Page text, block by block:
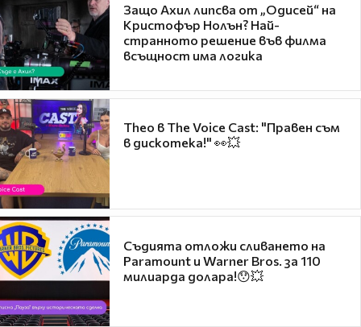
Защо Ахил липсва от „Одисей“ на
Кристофър Нолън? Най-
странното решение във филма
всъщност има логика
Theo в The Voice Cast: "Правен съм
в дискотека!" 👀💥
Съдията отложи сливането на
Paramount и Warner Bros. за 110
милиарда долара!😯💥